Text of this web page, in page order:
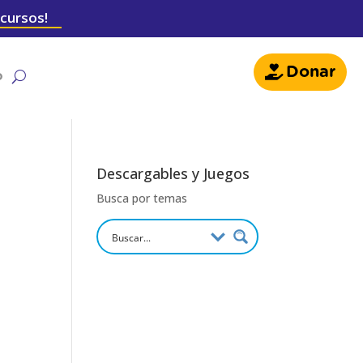
Donar
Descargables y Juegos
Busca por temas